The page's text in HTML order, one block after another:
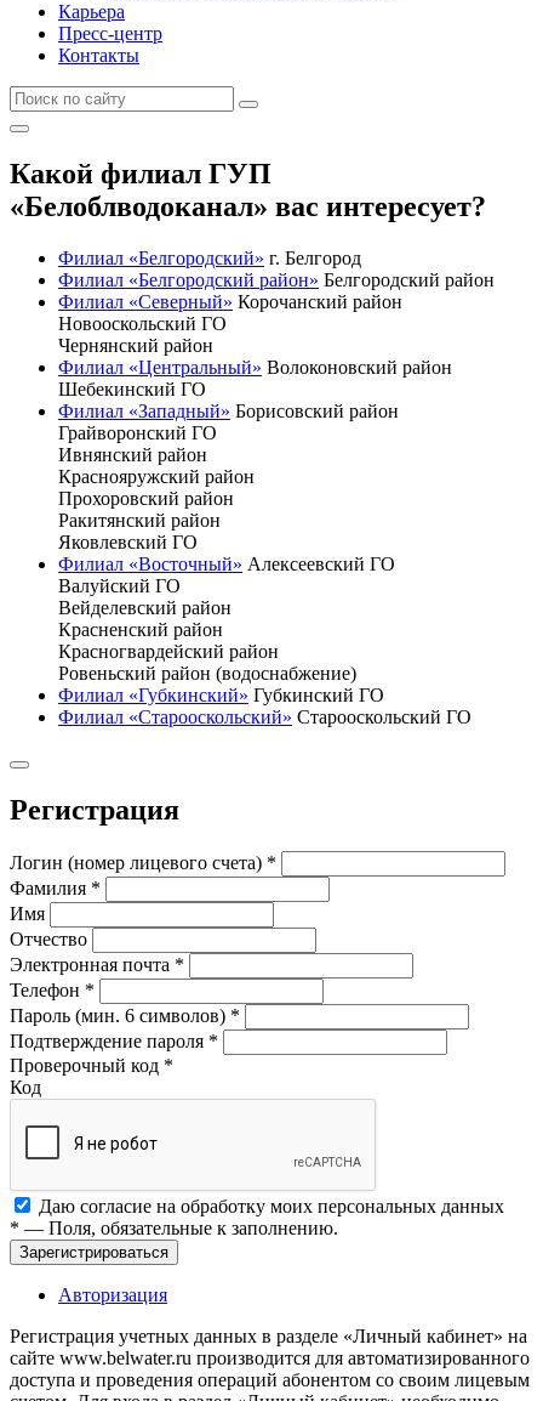
Карьера
Пресс-центр
Контакты
Какой филиал ГУП
«Белоблводоканал» вас интересует?
Филиал «Белгородский» г. Белгород
Филиал «Белгородский район» Белгородский район
Филиал «Северный» Корочанский район
Новооскольский ГО
Чернянский район
Филиал «Центральный» Волоконовский район
Шебекинский ГО
Филиал «Западный» Борисовский район
Грайворонский ГО
Ивнянский район
Краснояружский район
Прохоровский район
Ракитянский район
Яковлевский ГО
Филиал «Восточный» Алексеевский ГО
Валуйский ГО
Вейделевский район
Красненский район
Красногвардейский район
Ровеньский район (водоснабжение)
Филиал «Губкинский» Губкинский ГО
Филиал «Старооскольский» Старооскольский ГО
Регистрация
Логин (номер лицевого счета) *
Фамилия *
Имя
Отчество
Электронная почта *
Телефон *
Пароль (мин. 6 символов) *
Подтверждение пароля *
Проверочный код *
Код
Даю согласие на обработку моих персональных данных
* — Поля, обязательные к заполнению.
Зарегистрироваться
Авторизация
Регистрация учетных данных в разделе «Личный кабинет» на
сайте www.belwater.ru производится для автоматизированного
доступа и проведения операций абонентом со своим лицевым